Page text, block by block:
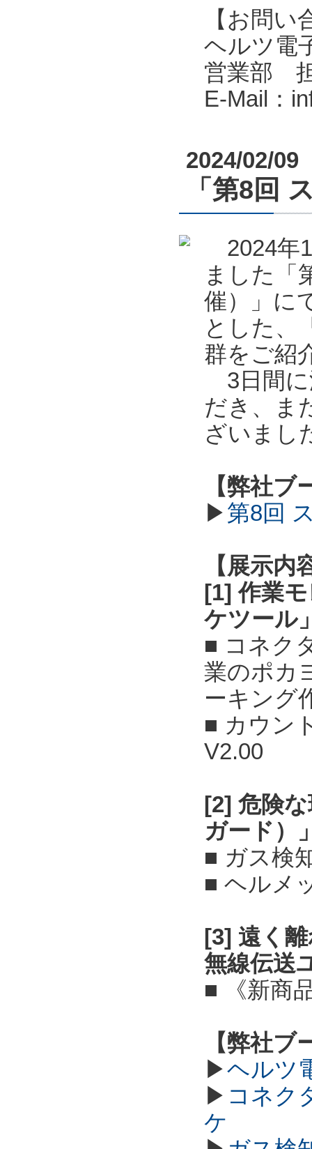
【お問い
ヘルツ電
営業部
E-Mail：
2024/02/09
「第8回
2024年1
ました「
催）」に
とした、
群をご紹
3日間に
だき、ま
ざいまし
【弊社
▶第8回
【展示内
[1] 作業
ケツール
■ コネク
業のポカ
ーキング
■ カウン
V2.00
[2] 危険
ガード）
■ ガス検
■ ヘルメ
[3] 遠く
無線伝送
■ 《新商
【弊社
▶ヘルツ
▶ コネク
ケ